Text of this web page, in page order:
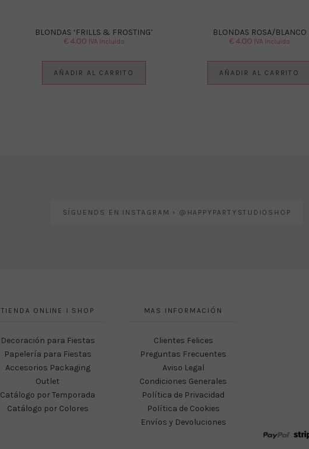
BLONDAS ‘FRILLS & FROSTING’
€4.00 IVA Incluido
AÑADIR AL CARRITO
BLONDAS ROSA/BLANCO
€4.00 IVA Incluido
AÑADIR AL CARRITO
SÍGUENOS EN INSTAGRAM › @HAPPYPARTYSTUDIOSHOP
TIENDA ONLINE I SHOP
Decoración para Fiestas
Papelería para Fiestas
Accesorios Packaging
Outlet
Catálogo por Temporada
Catálogo por Colores
MAS INFORMACIÓN
Clientes Felices
Preguntas Frecuentes
Aviso Legal
Condiciones Generales
Política de Privacidad
Política de Cookies
Envíos y Devoluciones